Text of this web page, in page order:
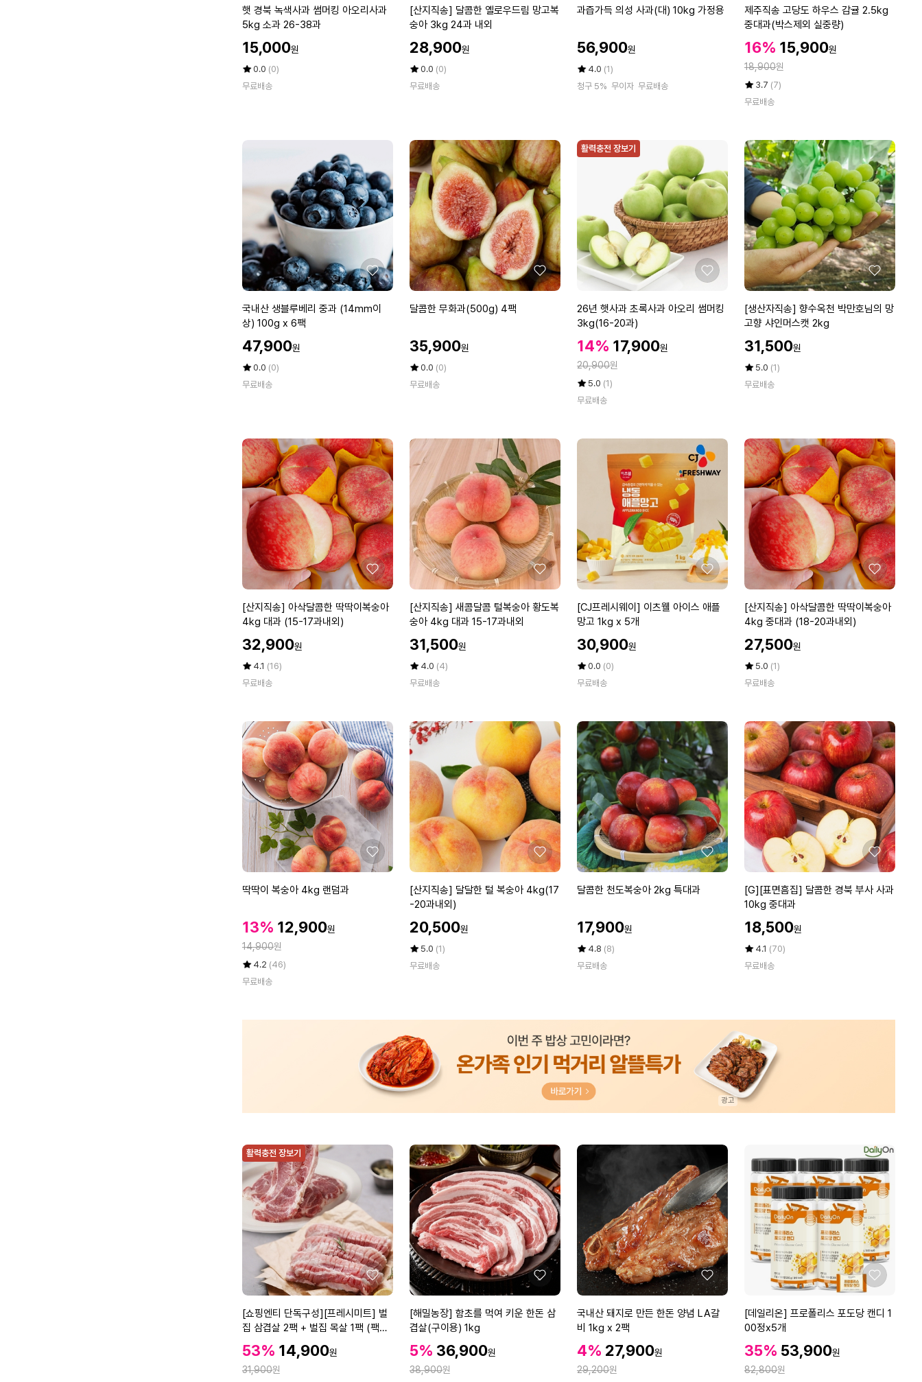
과
요
햇
경
녹
색
사
사
k
g
소
과
6
-
3
과
햇 경북 녹색사과 썸머킹 아오리사과
5kg 소과 26-38과
할
인
가
15,000원
평
점
0.0 상
품
평
(0)
무료배송
요
[산
지
송]
달
콤
우
드
림
망
고
복
숭
아
3
k
g
4
내
외
[산지직송] 달콤한 옐로우드림 망고복
숭아 3kg 24과 내외
할
인
가
28,900원
평
점
에
0.0 상
품
평
(0)
무료배송
요
과
득
의
성
1
0
용
과즙가득 의성 사과(대) 10kg 가정용
할
인
가
56,900원
평
점
5
에
4.0 상
품
(1)
청구 5% 무이자 무료배송
요
제
주
송
고
당
도
스
감
귤
2.
k
g
중
대
과
(박
제
외
실
중
량)
제주직송 고당도 하우스 감귤 2.5kg
중대과(박스제외 실중량)
할
인
율
16% 할
인
가
15,900원
정
가
18,900원
평
점
점
에
3.7 상
품
평
(7)
무료배송
좋
아
요
국
내
생
블
루
과
(1
4
m
m
이
상)
g
6
팩
국내산 생블루베리 중과 (14mm이
상) 100g x 6팩
할
인
가
47,900원
평
점
에
0.0 상
품
평
(0)
무료배송
좋
아
달
무
화
과
g)
팩
달콤한 무화과(500g) 4팩
할
인
가
35,900원
평
점
에
0.0 상
품
평
(0)
무료배송
활력충전 장보기
좋
요
2
6
햇
사
과
초
과
3
k
g
(1
-
2
0
과)
26년 햇사과 초록사과 아오리 썸머킹
3kg(16-20과)
할
인
율
14% 할
인
가
17,900원
정
가
20,900원
평
점
5.0 상
품
평
(1)
무료배송
좋
아
요
[생
산
직
송]
향
박
만
호
님
의
망
고
향
샤
머
캣
2
k
g
[생산자직송] 향수옥천 박만호님의 망
고향 샤인머스캣 2kg
할
인
가
31,500원
평
점
에
5.0 상
품
평
(1)
무료배송
좋
아
요
[산
지
송]
아
삭
한
딱
딱
이
복
숭
아
k
대
(1
-
7
과
내
[산지직송] 아삭달콤한 딱딱이복숭아
4kg 대과 (15-17과내외)
할
인
가
32,900원
평
점
점
에
4.1 상
품
평
(16)
무료배송
좋
아
요
[산
지
송]
새
콤
털
복
숭
아
황
도
복
숭
아
4
k
대
과
1
-
1
[산지직송] 새콤달콤 털복숭아 황도복
숭아 4kg 대과 15-17과내외
할
인
가
31,500원
평
점
점
에
4.0 상
품
평
(4)
무료배송
좋
아
요
[C
J
레
시
웨
츠
웰
아
이
스
애
플
망
고
1
k
x
개
[CJ프레시웨이] 이츠웰 아이스 애플
망고 1kg x 5개
할
인
가
30,900원
평
점
점
에
0.0 상
품
평
(0)
무료배송
좋
아
요
[산
지
송]
아
삭
한
딱
딱
이
복
숭
아
4
k
중
과
(1
8
2
0
[산지직송] 아삭달콤한 딱딱이복숭아
4kg 중대과 (18-20과내외)
할
인
가
27,500원
평
점
점
에
5.0 상
품
평
(1)
무료배송
좋
아
딱
복
숭
아
4
랜
딱딱이 복숭아 4kg 랜덤과
할
인
율
13% 할
인
가
12,900원
정
가
14,900원
평
점
4.2 상
품
평
(46)
무료배송
좋
아
요
[산
지
송]
달
달
숭
아
4
k
g
(1
0
과
내
외)
[산지직송] 달달한 털 복숭아 4kg(17
-20과내외)
할
인
가
20,500원
평
점
에
5.0 상
품
평
(1)
무료배송
좋
아
달
천
도
복
k
g
특
대
과
달콤한 천도복숭아 2kg 특대과
할
인
가
17,900원
평
점
에
4.8 상
품
평
(8)
무료배송
좋
아
요
[G]
[표
흠
집]
달
북
부
사
사
과
1
0
대
과
[G][표면흠집] 달콤한 경북 부사 사과
10kg 중대과
할
인
가
18,500원
평
점
에
4.1 상
품
평
(70)
무료배송
활력충전 장보기
좋
아
요
[쇼
핑
티
단
[쇼핑엔티 단독구성][프레시미트] 벌
집 삼겹살 2팩 + 벌집 목살 1팩 (팩당
300g)
할
인
53% 할
인
가
14,900원
정
31,900원
좋
아
요
[해
밀
장]
함
[해밀농장] 함초를 먹여 키운 한돈 삼
겹살(구이용) 1kg
할
인
5% 할
인
가
36,900원
정
38,900원
좋
아
요
국
내
돼
지
국내산 돼지로 만든 한돈 양념 LA갈
비 1kg x 2팩
할
인
4% 할
인
가
27,900원
정
29,200원
좋
요
[데
일
온]
프
[데일리온] 프로폴리스 포도당 캔디 1
00정x5개
할
인
35% 할
인
가
53,900원
정
82,800원